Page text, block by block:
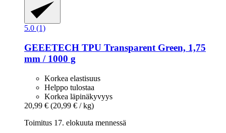
5.0 (1)
GEEETECH TPU Transparent Green, 1,75
mm / 1000 g
Korkea elastisuus
Helppo tulostaa
Korkea läpinäkyvyys
20,99 € (20,99 € / kg)
Toimitus 17. elokuuta mennessä